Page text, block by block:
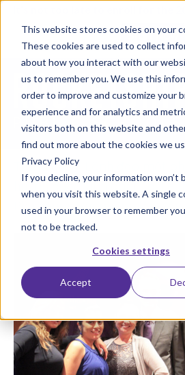
This website stores cookies on your
These cookies are used to collect
about how you interact with our
us to remember you. We use this
order to improve and customize your
experience and for analytics and
visitors both on this website and
find out more about the cookies we
Privacy Policy
If you decline, your information won’t
when you visit this website. A single
used in your browser to remember
not to be tracked.
Cookies settings
Accept
It’s not too late to enroll for the
Start Now
Trang chủ/
huynh được vinh danh tại Lễ
Phụ huynh Vùng Vịnh lần đầu